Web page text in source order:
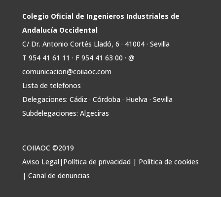
2030 para infraestructuras que permitan la
conexión de vivienda, industria y transporte
electrificado.
Estas medidas se encuentran en la dirección
Avata
COIIAOC @industrialesand · 29 Jul
🤝🏾 @industrialesand desempeña un
🛡️ Actuamos como garantes del interés
general, aportando conocimiento técnico y
facilitando la colaboración entre todos los
Colegio Oficial de Ingenieros Industriales de
Andalucía Occidental
C/ Dr. Antonio Cortés Lladó, 6 · 41004 · Sevilla
T 954 41 61 11 · F 954 41 63 00 · @
comunicacion@coiiaoc.com
Lista de telefonos
Delegaciones: Cádiz · Córdoba · Huelva · Sevilla
Subdelegaciones: Algeciras
COIIAOC ©2019
Aviso Legal | Política de privacidad | Política de cookies
| Canal de denuncias